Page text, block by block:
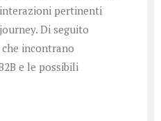
pertinenti
Di seguito
incontrano
e le possibili